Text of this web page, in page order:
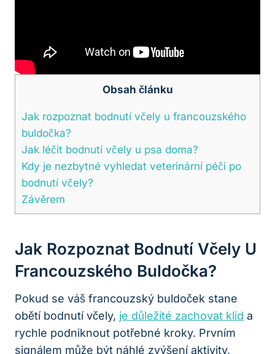
Obsah článku
Jak rozpoznat bodnutí včely u francouzského
buldočka?
Jak léčit bodnutí včely u psa doma?
Kdy je nezbytné vyhledat veterinární péči po
bodnutí včely?
Závěrem
Jak Rozpoznat Bodnutí Včely U
Francouzského Buldočka?
Pokud se váš francouzský buldoček stane
obětí bodnutí včely, je důležité zachovat klid a
rychle podniknout potřebné kroky. Prvním
signálem může být náhlé zvýšení aktivity,